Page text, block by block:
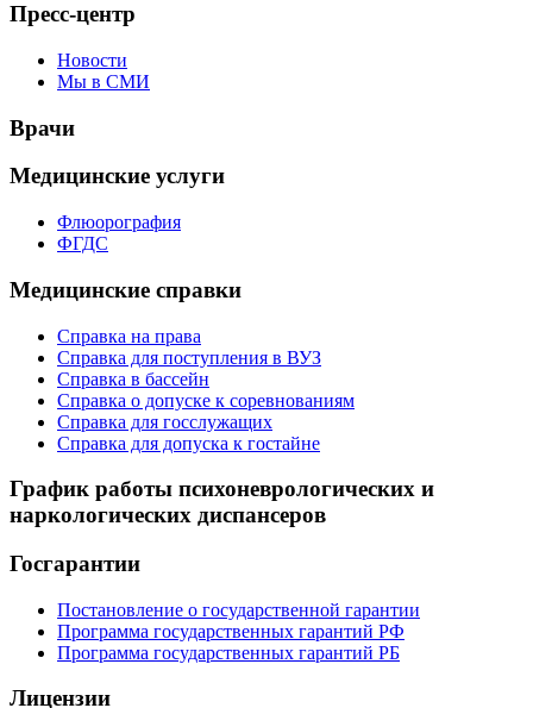
Пресс-центр
Новости
Мы в СМИ
Врачи
Медицинские услуги
Флюорография
ФГДС
Медицинские справки
Справка на права
Справка для поступления в ВУЗ
Справка в бассейн
Справка о допуске к соревнованиям
Справка для госслужащих
Справка для допуска к гостайне
График работы психоневрологических и
наркологических диспансеров
Госгарантии
Постановление о государственной гарантии
Программа государственных гарантий РФ
Программа государственных гарантий РБ
Лицензии